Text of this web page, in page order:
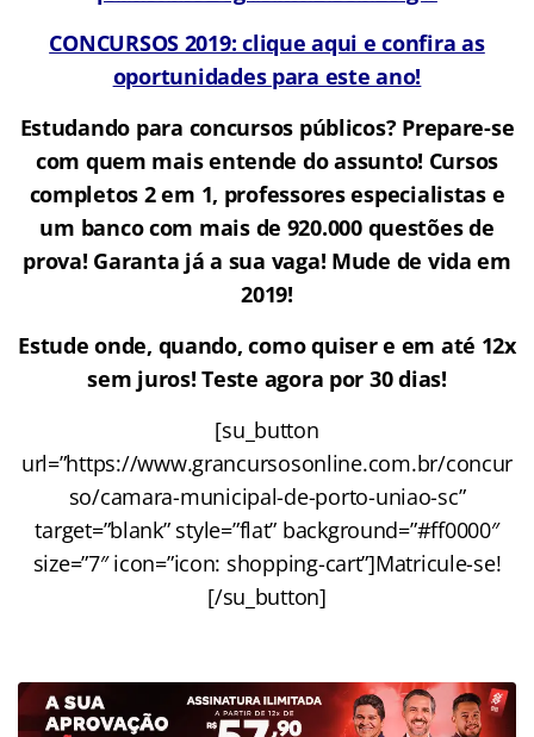
CONCURSOS 2019: clique aqui e confira as
oportunidades para este ano!
Estudando para concursos públicos? Prepare-se
com quem mais entende do assunto! Cursos
completos 2 em 1, professores especialistas e
um banco com mais de 920.000 questões de
prova! Garanta já a sua vaga! Mude de vida em
2019!
Estude onde, quando, como quiser e em até 12x
sem juros! Teste agora por 30 dias!
[su_button
url=”https://www.grancursosonline.com.br/concur
so/camara-municipal-de-porto-uniao-sc”
target=”blank” style=”flat” background=”#ff0000″
size=”7″ icon=”icon: shopping-cart”]Matricule-se!
[/su_button]